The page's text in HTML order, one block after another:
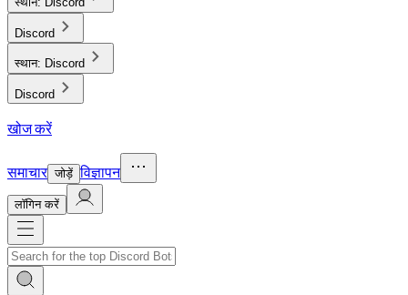
Discord
स्थान: Discord
Discord
खोज करें
समाचार जोड़ें विज्ञापन
लाॅगिन करें